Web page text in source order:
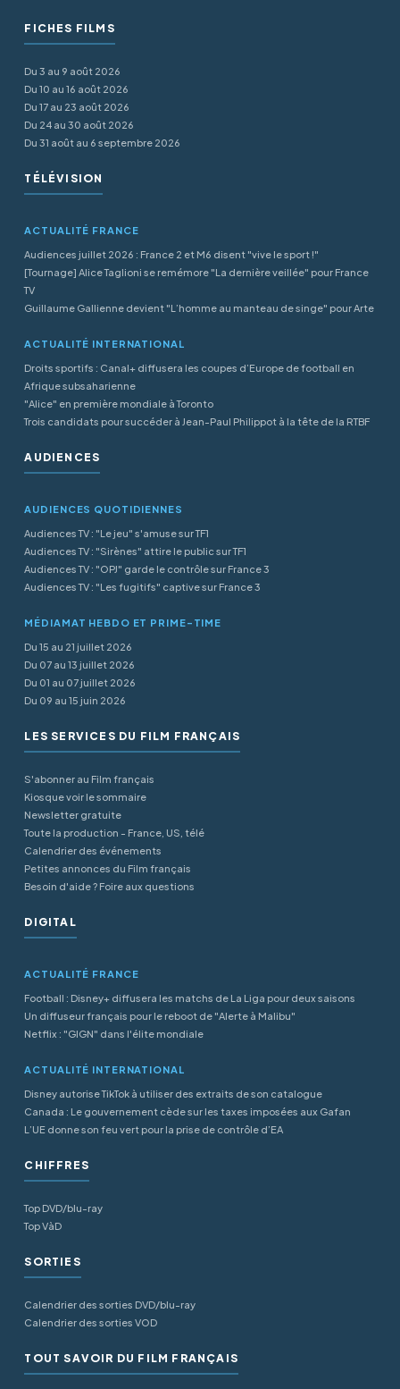
FICHES FILMS
Du 3 au 9 août 2026
Du 10 au 16 août 2026
Du 17 au 23 août 2026
Du 24 au 30 août 2026
Du 31 août au 6 septembre 2026
TÉLÉVISION
ACTUALITÉ FRANCE
Audiences juillet 2026 : France 2 et M6 disent "vive le sport !"
[Tournage] Alice Taglioni se remémore "La dernière veillée" pour France
TV
Guillaume Gallienne devient "L’homme au manteau de singe" pour Arte
ACTUALITÉ INTERNATIONAL
Droits sportifs : Canal+ diffusera les coupes d’Europe de football en
Afrique subsaharienne
"Alice" en première mondiale à Toronto
Trois candidats pour succéder à Jean-Paul Philippot à la tête de la RTBF
AUDIENCES
AUDIENCES QUOTIDIENNES
Audiences TV : "Le jeu" s'amuse sur TF1
Audiences TV : "Sirènes" attire le public sur TF1
Audiences TV : "OPJ" garde le contrôle sur France 3
Audiences TV : "Les fugitifs" captive sur France 3
MÉDIAMAT HEBDO ET PRIME-TIME
Du 15 au 21 juillet 2026
Du 07 au 13 juillet 2026
Du 01 au 07 juillet 2026
Du 09 au 15 juin 2026
LES SERVICES DU FILM FRANÇAIS
S'abonner au Film français
Kiosque voir le sommaire
Newsletter gratuite
Toute la production - France, US, télé
Calendrier des événements
Petites annonces du Film français
Besoin d'aide ? Foire aux questions
DIGITAL
ACTUALITÉ FRANCE
Football : Disney+ diffusera les matchs de La Liga pour deux saisons
Un diffuseur français pour le reboot de "Alerte à Malibu"
Netflix : "GIGN" dans l'élite mondiale
ACTUALITÉ INTERNATIONAL
Disney autorise TikTok à utiliser des extraits de son catalogue
Canada : Le gouvernement cède sur les taxes imposées aux Gafan
L’UE donne son feu vert pour la prise de contrôle d’EA
CHIFFRES
Top DVD/blu-ray
Top VàD
SORTIES
Calendrier des sorties DVD/blu-ray
Calendrier des sorties VOD
TOUT SAVOIR DU FILM FRANÇAIS